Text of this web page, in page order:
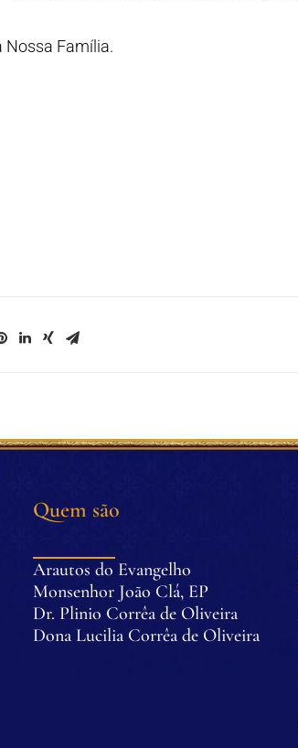
Nossa Família.
Quem são
Arautos do Evangelho
Monsenhor João Clá, EP
Dr. Plinio Corrêa de Oliveira
Dona Lucilia Corrêa de Oliveira